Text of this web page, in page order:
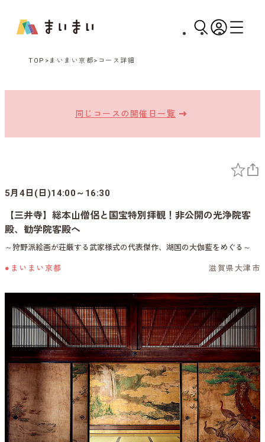
TOP まいまい京都 コース詳細
同じコースの開催日一覧
5月4日(日)14:00～16:30
【三井寺】総本山僧侶と国宝特別拝観！非公開の光浄院客
殿、勧学院客殿へ
～狩野派絵画が荘厳する武家様式の代表傑作、湖国の大伽藍をめぐる～
●まいまい京都 滋賀県大津市